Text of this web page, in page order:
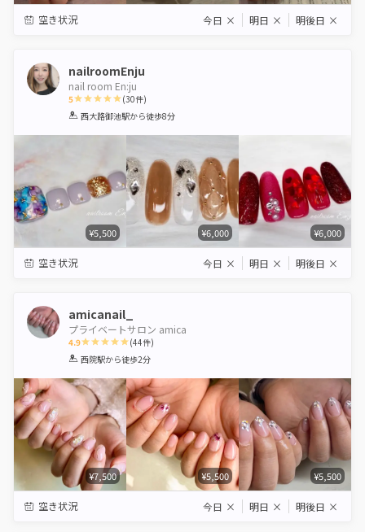
空き状況 今日 × 明日 × 明後日 ×
nailroomEnju
nail room En:ju
5
1 2 3 4 5
(30件)
西大路御池駅から徒歩8分
¥5,500 ¥6,000 ¥6,000
空き状況 今日 × 明日 × 明後日 ×
amicanail_
プライベートサロン amica
4.9
1 2 3 4 5
(44件)
西院駅から徒歩2分
¥7,500 ¥5,500 ¥5,500
空き状況 今日 × 明日 × 明後日 ×